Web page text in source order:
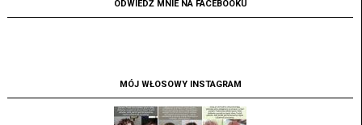
ODWIEDŹ MNIE NA FACEBOOKU
MÓJ WŁOSOWY INSTAGRAM